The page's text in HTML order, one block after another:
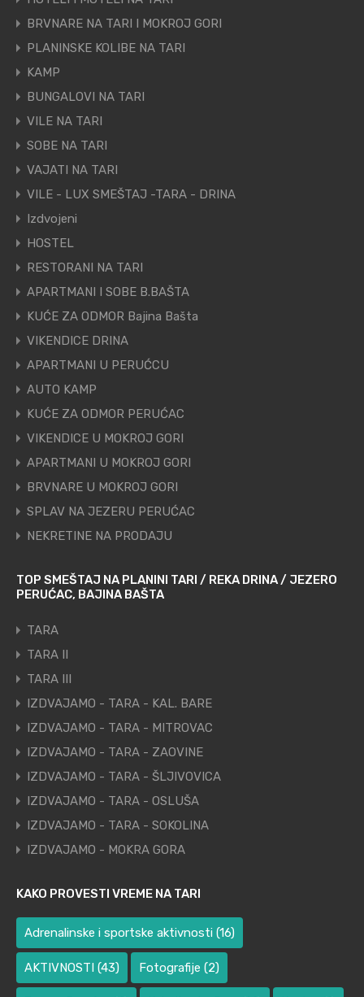
BRVNARE NA TARI I MOKROJ GORI
PLANINSKE KOLIBE NA TARI
KAMP
BUNGALOVI NA TARI
VILE NA TARI
SOBE NA TARI
VAJATI NA TARI
VILE - LUX SMEŠTAJ -TARA - DRINA
Izdvojeni
HOSTEL
RESTORANI NA TARI
APARTMANI I SOBE B.BAŠTA
KUĆE ZA ODMOR Bajina Bašta
VIKENDICE DRINA
APARTMANI U PERUĆCU
AUTO KAMP
KUĆE ZA ODMOR PERUĆAC
VIKENDICE U MOKROJ GORI
APARTMANI U MOKROJ GORI
BRVNARE U MOKROJ GORI
SPLAV NA JEZERU PERUĆAC
NEKRETINE NA PRODAJU
TOP SMEŠTAJ NA PLANINI TARI / REKA DRINA / JEZERO
PERUĆAC, BAJINA BAŠTA
TARA
TARA II
TARA III
IZDVAJAMO - TARA - KAL. BARE
IZDVAJAMO - TARA - MITROVAC
IZDVAJAMO - TARA - ZAOVINE
IZDVAJAMO - TARA - ŠLJIVOVICA
IZDVAJAMO - TARA - OSLUŠA
IZDVAJAMO - TARA - SOKOLINA
IZDVAJAMO - MOKRA GORA
KAKO PROVESTI VREME NA TARI
Adrenalinske i sportske aktivnosti (16)
AKTIVNOSTI (43) Fotografije (2)